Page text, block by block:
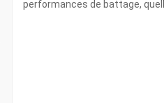
performances de battage,